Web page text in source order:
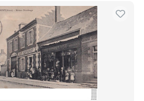
26.067